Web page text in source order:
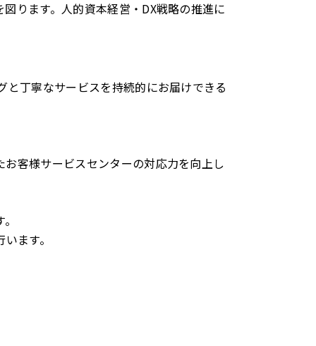
ります。人的資本経営・DX戦略の推進に
丁寧なサービスを持続的にお届けできる
客様サービスセンターの対応力を向上し
ます。